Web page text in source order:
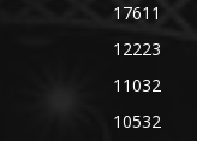
17611
12223
11032
10532